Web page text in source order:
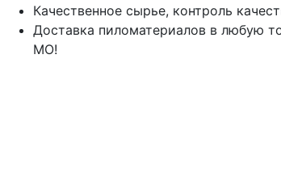
Качественное сырье, контроль
Доставка пиломатериалов в любую
МО!